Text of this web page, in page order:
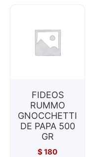
FIDEOS
RUMMO
GNOCCHETTI
DE PAPA 500
GR
$180